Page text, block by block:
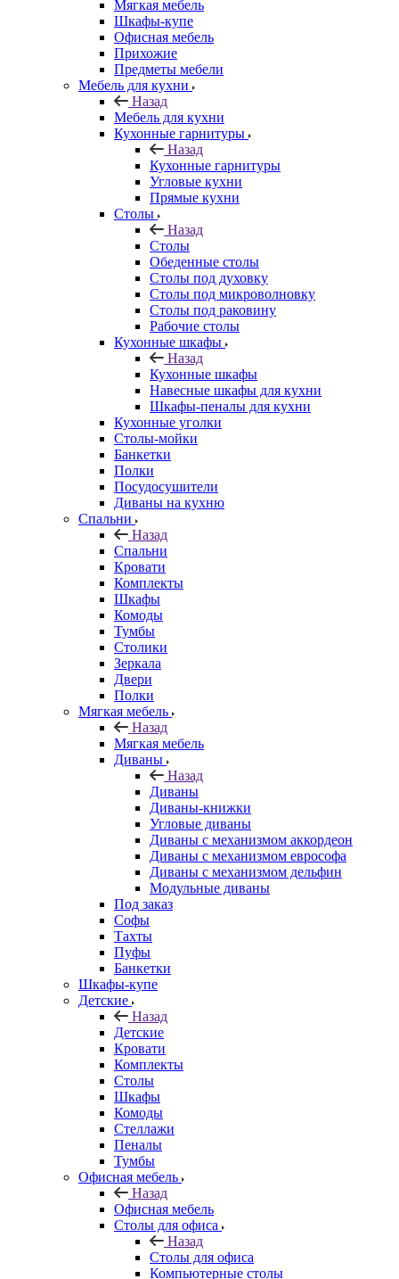
Мягкая мебель
Шкафы-купе
Офисная мебель
Прихожие
Предметы мебели
Мебель для кухни
Назад
Мебель для кухни
Кухонные гарнитуры
Назад
Кухонные гарнитуры
Угловые кухни
Прямые кухни
Столы
Назад
Столы
Обеденные столы
Столы под духовку
Столы под микроволновку
Столы под раковину
Рабочие столы
Кухонные шкафы
Назад
Кухонные шкафы
Навесные шкафы для кухни
Шкафы-пеналы для кухни
Кухонные уголки
Столы-мойки
Банкетки
Полки
Посудосушители
Диваны на кухню
Спальни
Назад
Спальни
Кровати
Комплекты
Шкафы
Комоды
Тумбы
Столики
Зеркала
Двери
Полки
Мягкая мебель
Назад
Мягкая мебель
Диваны
Назад
Диваны
Диваны-книжки
Угловые диваны
Диваны с механизмом аккордеон
Диваны с механизмом еврософа
Диваны с механизмом дельфин
Модульные диваны
Под заказ
Софы
Тахты
Пуфы
Банкетки
Шкафы-купе
Детские
Назад
Детские
Кровати
Комплекты
Столы
Шкафы
Комоды
Стеллажи
Пеналы
Тумбы
Офисная мебель
Назад
Офисная мебель
Столы для офиса
Назад
Столы для офиса
Компьютерные столы